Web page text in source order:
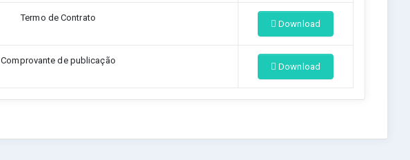
Termo de Contrato
Download
Comprovante de publicação
Download